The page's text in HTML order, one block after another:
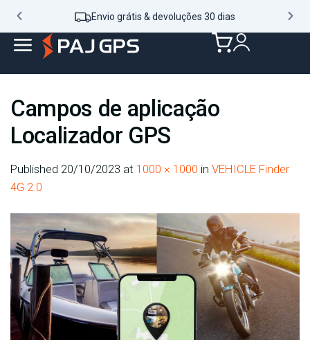
Envio grátis & devoluções 30 dias
Campos de aplicação
Localizador GPS
Published 20/10/2023 at 1000 × 1000 in VEHICLE Finder
4G 2.0